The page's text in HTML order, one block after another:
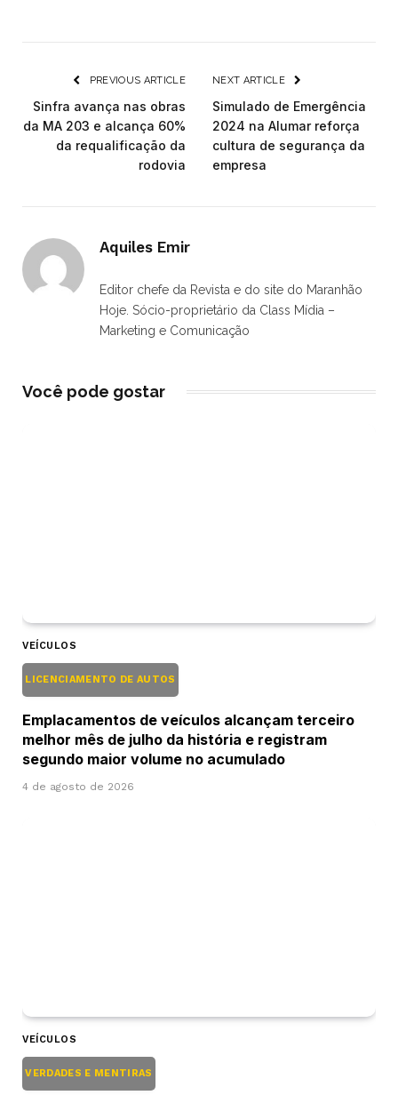
PREVIOUS ARTICLE
Sinfra avança nas obras
da MA 203 e alcança 60%
da requalificação da
rodovia
NEXT ARTICLE
Simulado de Emergência
2024 na Alumar reforça
cultura de segurança da
empresa
Aquiles Emir
Editor chefe da Revista e do site do Maranhão
Hoje. Sócio-proprietário da Class Mídia –
Marketing e Comunicação
Você pode gostar
VEÍCULOS
LICENCIAMENTO DE AUTOS
Emplacamentos de veículos alcançam terceiro
melhor mês de julho da história e registram
segundo maior volume no acumulado
4 de agosto de 2026
VEÍCULOS
VERDADES E MENTIRAS